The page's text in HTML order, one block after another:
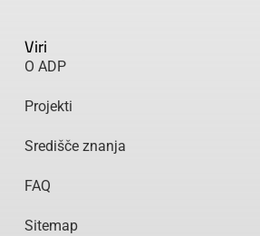
Viri
O ADP
Projekti
Središče znanja
FAQ
Sitemap